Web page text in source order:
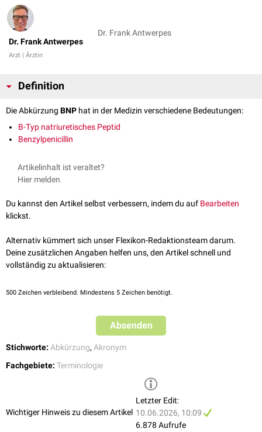
Dr. Frank Antwerpes
Arzt | Ärztin
Dr. Frank Antwerpes
Definition
Die Abkürzung BNP hat in der Medizin verschiedene Bedeutungen:
B-Typ natriuretisches Peptid
Benzylpenicillin
Artikelinhalt ist veraltet?
Hier melden
Du kannst den Artikel selbst verbessern, indem du auf Bearbeiten
klickst.
Alternativ kümmert sich unser Flexikon-Redaktionsteam darum.
Deine zusätzlichen Angaben helfen uns, den Artikel schnell und
vollständig zu aktualisieren:
500 Zeichen verbleibend. Mindestens 5 Zeichen benötigt.
Absenden
Stichworte: Abkürzung, Akronym
Fachgebiete: Terminologie
Wichtiger Hinweis zu diesem Artikel
Letzter Edit:
10.06.2026, 10:09
6.878 Aufrufe